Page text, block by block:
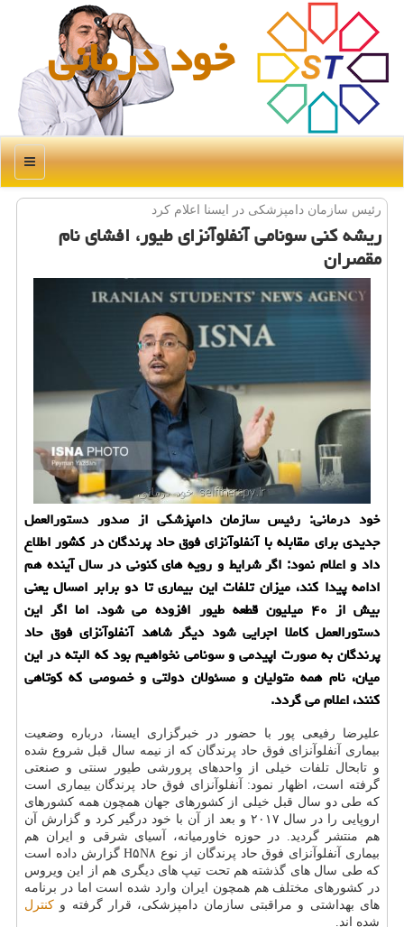
خود درمانی
منو
رئیس سازمان دامپزشكی در ایسنا اعلام كرد
ریشه كنی سونامی آنفلوآنزای طیور، افشای نام
مقصران
خود درمانی: رئیس سازمان دامپزشكی از صدور دستورالعمل
جدیدی برای مقابله با آنفلوآنزای فوق حاد پرندگان در كشور اطلاع
داد و اعلام نمود: اگر شرایط و رویه های كنونی در سال آینده هم
ادامه پیدا كند، میزان تلفات این بیماری تا دو برابر امسال یعنی
بیش از ۴۰ میلیون قطعه طیور افزوده می شود. اما اگر این
دستورالعمل كاملا اجرایی شود دیگر شاهد آنفلوآنزای فوق حاد
پرندگان به صورت اپیدمی و سونامی نخواهیم بود كه البته در این
میان، نام همه متولیان و مسئولان دولتی و خصوصی كه كوتاهی
كنند، اعلام می گردد.
علیرضا رفیعی پور با حضور در خبرگزاری ایسنا، درباره وضعیت
بیماری آنفلوآنزای فوق حاد پرندگان كه از نیمه سال قبل شروع شده
و تابحال تلفات خیلی از واحدهای پرورشی طیور سنتی و صنعتی
گرفته است، اظهار نمود: آنفلوآنزای فوق حاد پرندگان بیماری است
كه طی دو سال قبل خیلی از كشورهای جهان همچون همه كشورهای
اروپایی را در سال ۲۰۱۷ و بعد از آن با خود درگیر كرد و گزارش آن
هم منتشر گردید. در حوزه خاورمیانه، آسیای شرقی و ایران هم
بیماری آنفلوآنزای فوق حاد پرندگان از نوع H۵N۸ گزارش داده است
كه طی سال های گذشته هم تحت تیپ های دیگری هم از این ویروس
در كشورهای مختلف هم همچون ایران وارد شده است اما در برنامه
های بهداشتی و مراقبتی سازمان دامپزشكی، قرار گرفته و كنترل
شده اند.